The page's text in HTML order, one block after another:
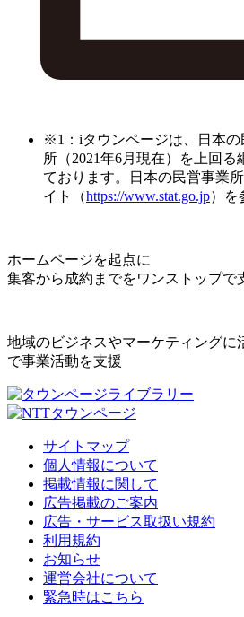
※1：iタウンページは、日本の
所（2021年6月現在）を上回
ております。日本の民営事業
イト（https://www.stat.go.jp）を
ホームページを起点に
集客から成約までをワンストップで
地域のビジネスやマーケティングに
で事業活動を支援
サイトマップ
個人情報について
掲載情報に関して
広告掲載のご案内
広告・サービス取扱い規約
利用規約
お知らせ
運営会社について
緊急時はこちら